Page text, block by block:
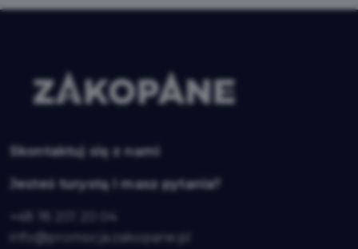
Skontaktuj się z nami
Jesteś turystą i masz pytania?
info@promocja.zakopane.pl